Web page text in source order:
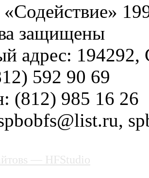
защищены
адрес: 194292,
592 90 69
(812) 985 16 26
— HFStudio